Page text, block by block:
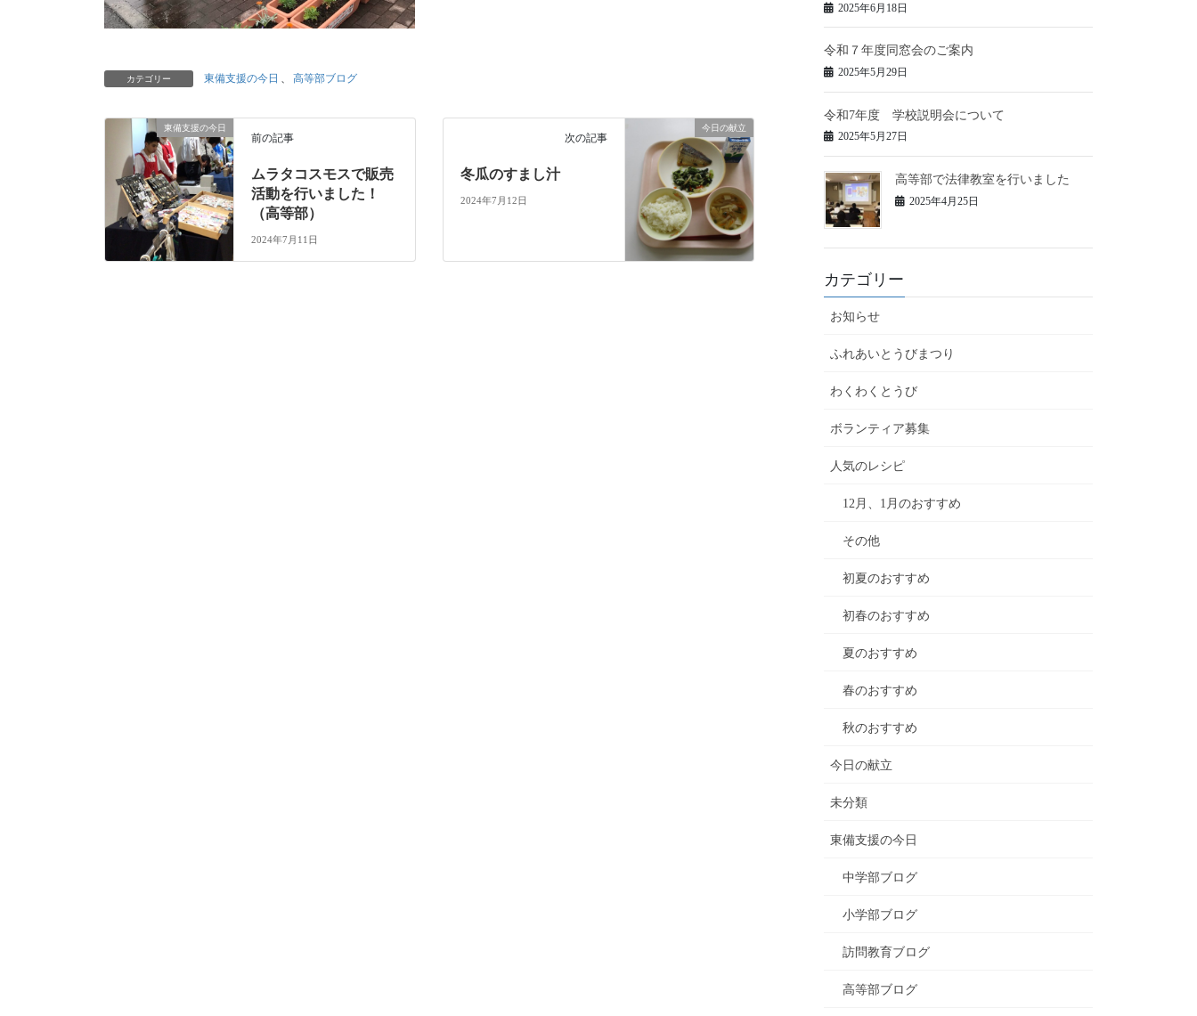
カテゴリー 東備支援の今日 、 高等部ブログ
東備支援の今日
前の記事
ムラタコスモスで販売
活動を行いました！
（高等部）
2024年7月11日
今日の献立
次の記事
冬瓜のすまし汁
2024年7月12日
2025年6月18日
令和７年度同窓会のご案内
2025年5月29日
令和7年度 学校説明会について
2025年5月27日
高等部で法律教室を行いました
2025年4月25日
カテゴリー
お知らせ
ふれあいとうびまつり
わくわくとうび
ボランティア募集
人気のレシピ
12月、1月のおすすめ
その他
初夏のおすすめ
初春のおすすめ
夏のおすすめ
春のおすすめ
秋のおすすめ
今日の献立
未分類
東備支援の今日
中学部ブログ
小学部ブログ
訪問教育ブログ
高等部ブログ